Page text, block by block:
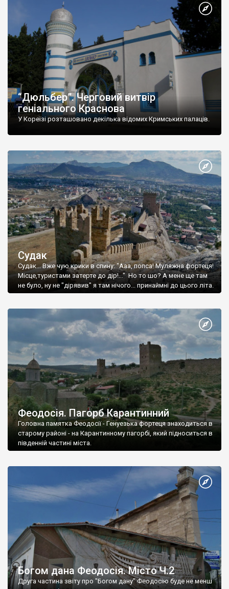
“Дюльбер”. Черговий витвір
геніального Краснова
У Кореїзі розташовано декілька відомих Кримських палаців.
Судак
Судак... Вже чую крики в спину: "Ааа, попса! Муляжна фортеця!
Місце,туристами затерте до дір!..." Но то шо? А мене ще там
не було, ну не "дірявив" я там нічого... принаймні до цього літа.
Феодосія. Пагорб Карантинний
Головна памятка Феодосії - Генуезька фортеця знаходиться в
старому районі - на Карантинному пагорбі, який підноситься в
південній частині міста.
Богом дана Феодосія. Місто Ч.2
Друга частина звіту про "Богом дану" Феодосію буде не менш